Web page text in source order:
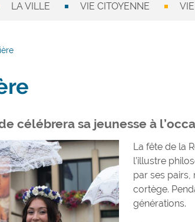
LA VILLE VIE CITOYENNE
célébrera sa jeunesse à
La fête de la
l’illustre
par ses pairs,
cortège.
générations.